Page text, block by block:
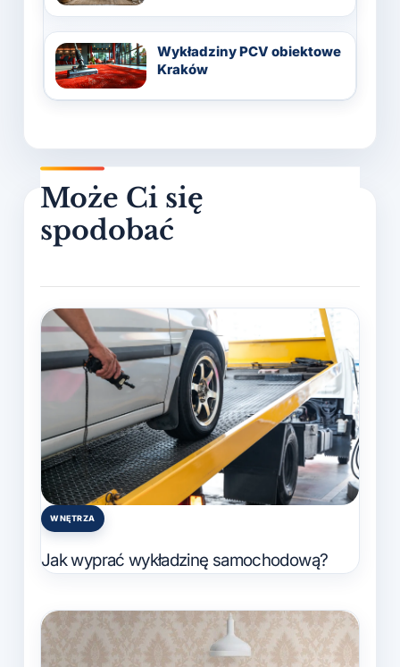
Wykładziny PCV obiektowe
Kraków
Posted
WNĘTRZA
Jak wyprać wykładzinę samochodową?